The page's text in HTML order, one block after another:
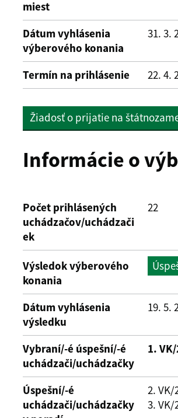
miest
Dátum vyhlásenia
výberového konania
31. 3.
Termín na prihlásenie 22. 4.
Žiadosť o prijatie na
Informácie o
Počet prihlásených
uchádzačov/uchádzači
ek
22
Výsledok výberového
konania
Dátum vyhlásenia
výsledku
19. 5.
Vybraní/-é úspešní/-é
uchádzači/uchádzačky
1.
Úspešní/-é
uchádzači/uchádzačky
2. VK/
3. VK/